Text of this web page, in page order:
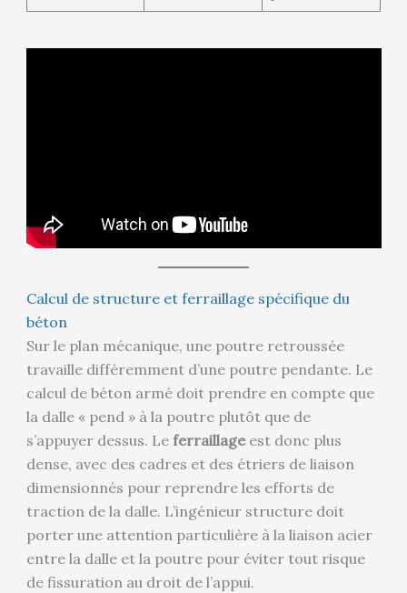
Calcul de structure et ferraillage spécifique du
béton
Sur le plan mécanique, une poutre retroussée
travaille différemment d’une poutre pendante. Le
calcul de béton armé doit prendre en compte que
la dalle « pend » à la poutre plutôt que de
s’appuyer dessus. Le ferraillageest donc plus
dense, avec des cadres et des étriers de liaison
dimensionnés pour reprendre les efforts de
traction de la dalle. L’ingénieur structure doit
porter une attention particulière à la liaison acier
entre la dalle et la poutre pour éviter tout risque
de fissuration au droit de l’appui.